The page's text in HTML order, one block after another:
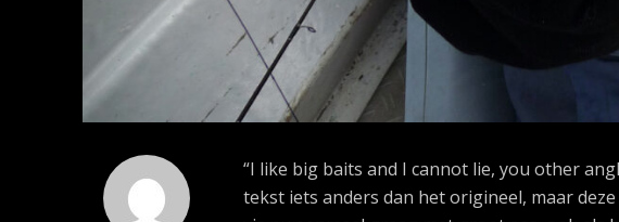
“I like big baits and I cannot lie, you other
tekst iets anders dan het origineel, maar